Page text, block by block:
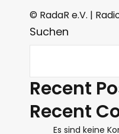
© RadaR e.V. |
Suchen
Recent
Recent
Es sind keine